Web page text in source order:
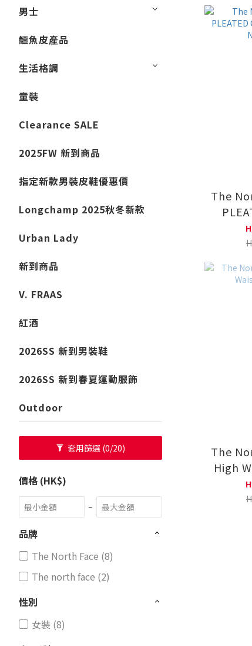
男士
鱷魚皮產品
生活格調
童裝
Clearance SALE
2025FW 新到商品
指定新款男裝皮鞋優惠價
Longchamp 2025秋冬新款
Urban Lady
新到商品
V. FRAAS
紅酒
2026SS 新到男裝鞋
2026SS 新到春夏運動服飾
Outdoor
套用篩選 (0/20)
價格 (HK$)
~
品牌
The North Face (8)
The north face (2)
性別
女裝 (8)
The
The
High